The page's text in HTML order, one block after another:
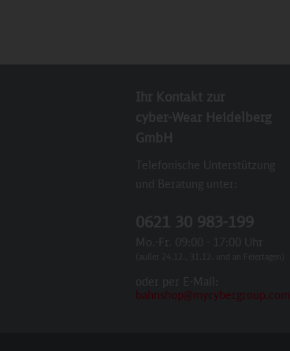
Ihr Kontakt zur
cyber-Wear Heidelberg
GmbH
Telefonische Unterstützung
und Beratung unter:
0621 30 983-199
Mo.-Fr. 09:00 - 17:00 Uhr
(außer 24.12., 31.12. und an Feiertagen)
oder per E-Mail:
bahnshop@mycybergroup.com